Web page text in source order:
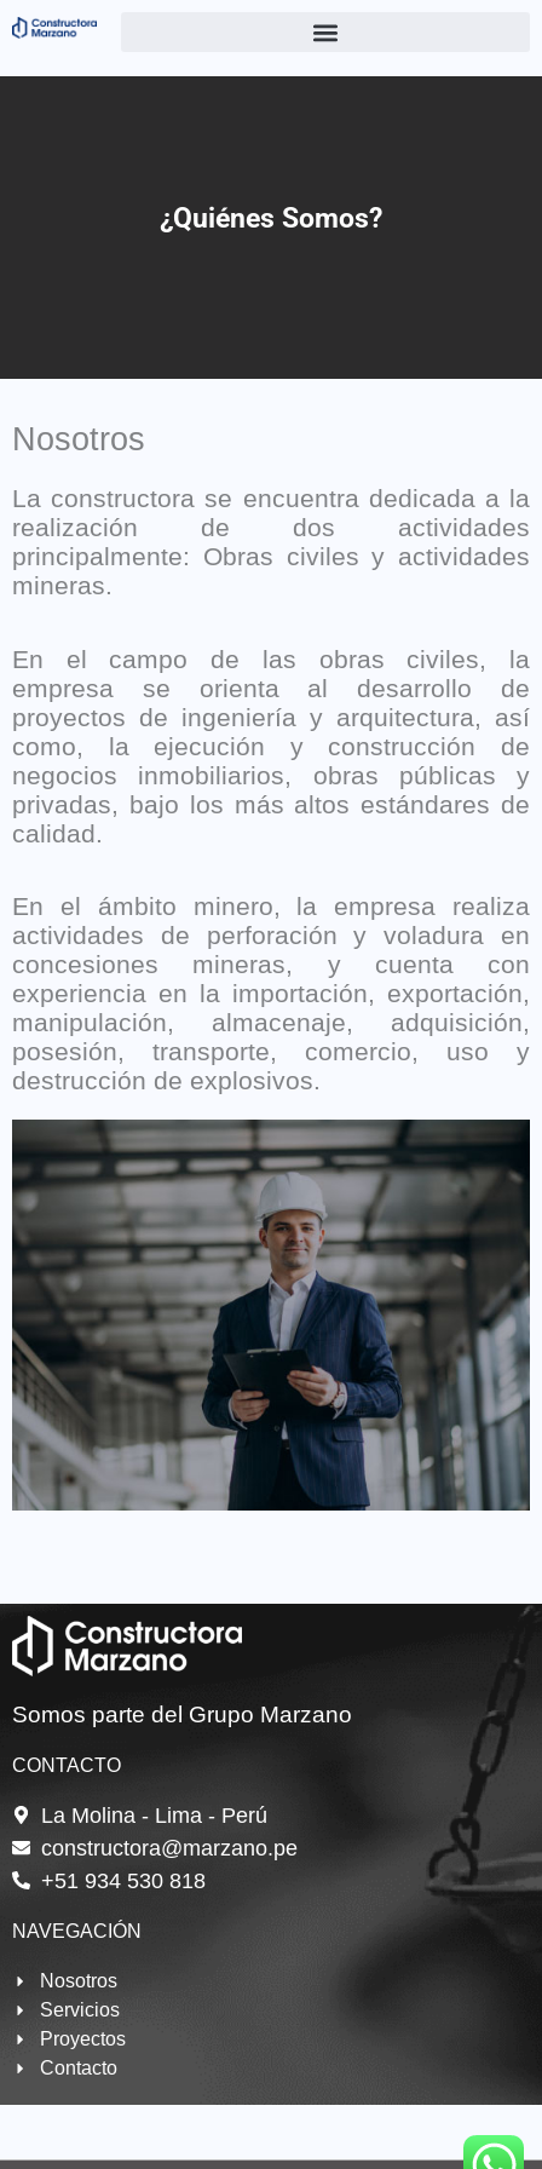
¿Quiénes Somos?
Nosotros
La constructora se encuentra dedicada a la
realización de dos actividades
principalmente: Obras civiles y actividades
mineras.
En el campo de las obras civiles, la
empresa se orienta al desarrollo de
proyectos de ingeniería y arquitectura, así
como, la ejecución y construcción de
negocios inmobiliarios, obras públicas y
privadas, bajo los más altos estándares de
calidad.
En el ámbito minero, la empresa realiza
actividades de perforación y voladura en
concesiones mineras, y cuenta con
experiencia en la importación, exportación,
manipulación, almacenaje, adquisición,
posesión, transporte, comercio, uso y
destrucción de explosivos.
Somos parte del Grupo Marzano
CONTACTO
La Molina - Lima - Perú
constructora@marzano.pe
+51 934 530 818
NAVEGACIÓN
Nosotros
Servicios
Proyectos
Contacto